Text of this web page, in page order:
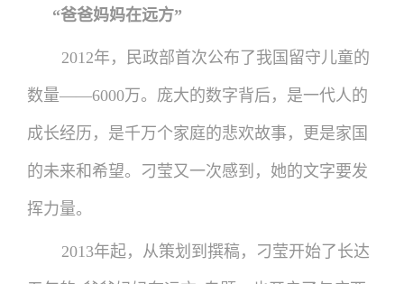
“爸爸妈妈在远方”
2012年，民政部首次公布了我国留守儿童的
数量——6000万。庞大的数字背后，是一代人的
成长经历，是千万个家庭的悲欢故事，更是家国
的未来和希望。刁莹又一次感到，她的文字要发
挥力量。
2013年起，从策划到撰稿，刁莹开始了长达